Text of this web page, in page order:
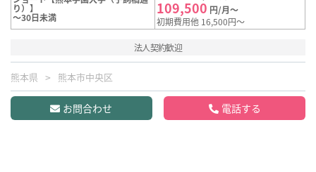
り）】
～30日未満
109,500 円/月～
初期費用他 16,500円～
法人契約歓迎
熊本県 熊本市中央区
お問合わせ 電話する